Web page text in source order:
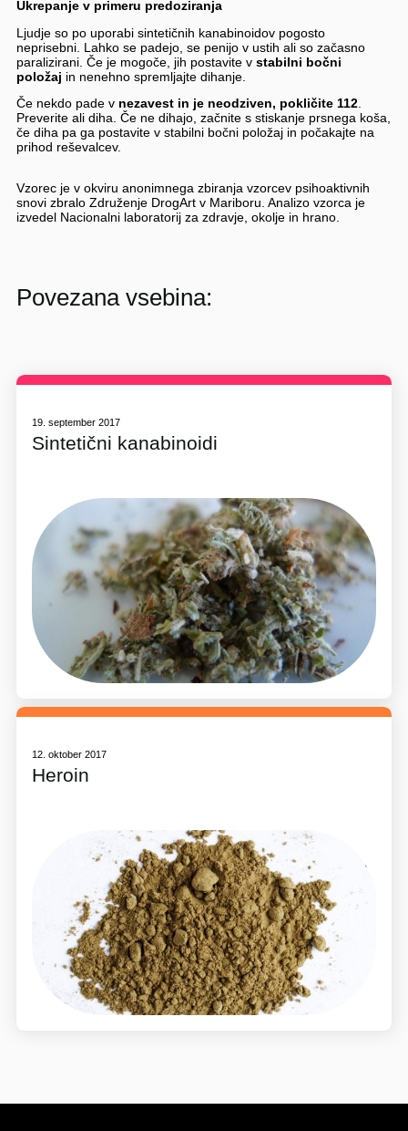
Ukrepanje v primeru predoziranja
Ljudje so po uporabi sintetičnih kanabinoidov pogosto
neprisebni. Lahko se padejo, se penijo v ustih ali so začasno
paralizirani. Če je mogoče, jih postavite v stabilni bočni
položaj in nenehno spremljajte dihanje.
Če nekdo pade v nezavest in je neodziven, pokličite 112.
Preverite ali diha. Če ne dihajo, začnite s stiskanje prsnega koša,
če diha pa ga postavite v stabilni bočni položaj in počakajte na
prihod reševalcev.
Vzorec je v okviru anonimnega zbiranja vzorcev psihoaktivnih
snovi zbralo Združenje DrogArt v Mariboru. Analizo vzorca je
izvedel Nacionalni laboratorij za zdravje, okolje in hrano.
Povezana vsebina:
19. september 2017
Sintetični kanabinoidi
12. oktober 2017
Heroin